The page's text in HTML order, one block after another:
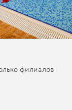
филиалов